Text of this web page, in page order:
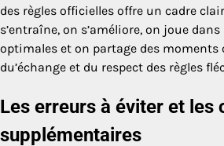
des règles officielles offre un cadre
s’entraîne, on s’améliore, on joue
optimales et on partage des
du’échange et du respect des règles
Les erreurs à éviter et les
supplémentaires